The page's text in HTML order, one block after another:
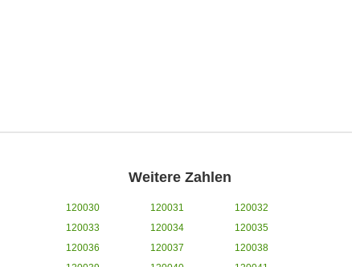
Weitere Zahlen
120030 120031
120032
120033
120034
120035
120036
120037
120038